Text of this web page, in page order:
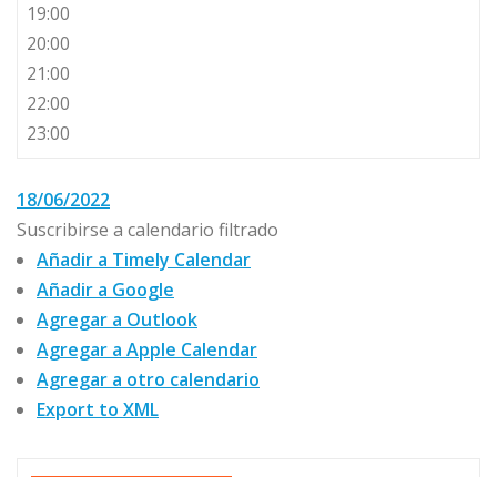
19:00
20:00
21:00
22:00
23:00
18/06/2022
Suscribirse a calendario filtrado
Añadir a Timely Calendar
Añadir a Google
Agregar a Outlook
Agregar a Apple Calendar
Agregar a otro calendario
Export to XML